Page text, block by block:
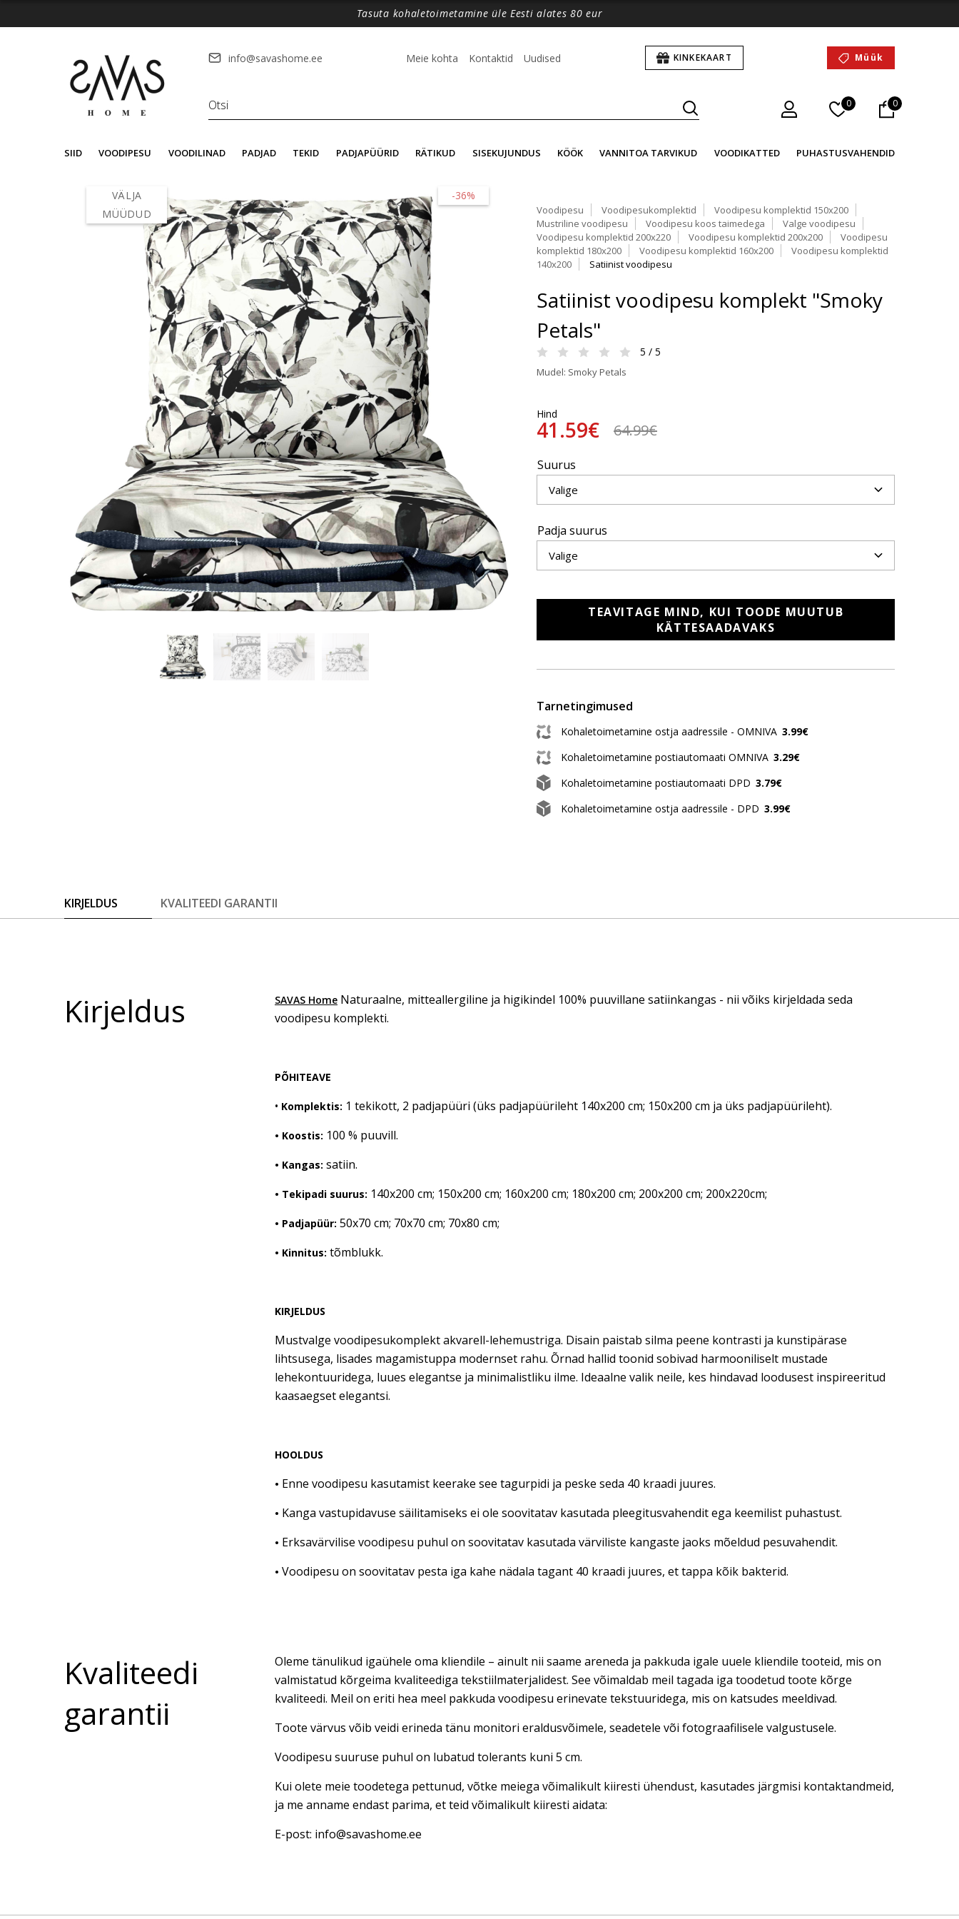
Tasuta kohaletoimetamine üle Eesti alates 80 eur
info@savashome.ee Meie kohta Kontaktid Uudised KINKEKAART Müük
0 0
SIID VOODIPESU VOODILINAD PADJAD TEKID PADJAPÜÜRID RÄTIKUD SISEKUJUNDUS KÖÖK VANNITOA TARVIKUD VOODIKATTED PUHASTUSVAHENDID
-36%
VÄLJA
MÜÜDUD
Voodipesu Voodipesukomplektid
Voodipesu komplektid 150x200
Mustriline voodipesu
Voodipesu koos taimedega
Valge voodipesu
Voodipesu komplektid 200x220
Voodipesu komplektid 200x200
Voodipesu
komplektid 180x200
Voodipesu komplektid 160x200
Voodipesu komplektid
140x200
Satiinist voodipesu
Satiinist voodipesu komplekt "Smoky
Petals"
5 / 5
Mudel: Smoky Petals
Hind
41.59€ 64.99€
Suurus
Padja suurus
TEAVITAGE MIND, KUI TOODE MUUTUB
KÄTTESAADAVAKS
Tarnetingimused
Kohaletoimetamine ostja aadressile - OMNIVA 3.99€
Kohaletoimetamine postiautomaati OMNIVA 3.29€
Kohaletoimetamine postiautomaati DPD 3.79€
Kohaletoimetamine ostja aadressile - DPD 3.99€
KIRJELDUS KVALITEEDI GARANTII
Kirjeldus SAVAS Home Naturaalne, mitteallergiline ja higikindel 100% puuvillane satiinkangas - nii võiks kirjeldada seda
voodipesu komplekti.
PÕHITEAVE
• Komplektis: 1 tekikott, 2 padjapüüri (üks padjapüürileht 140x200 cm; 150x200 cm ja üks padjapüürileht).
• Koostis: 100 % puuvill.
• Kangas: satiin.
• Tekipadi suurus: 140x200 cm; 150x200 cm; 160x200 cm; 180x200 cm; 200x200 cm; 200x220cm;
• Padjapüür: 50x70 cm; 70x70 cm; 70x80 cm;
• Kinnitus: tõmblukk.
KIRJELDUS
Mustvalge voodipesukomplekt akvarell-lehemustriga. Disain paistab silma peene kontrasti ja kunstipärase
lihtsusega, lisades magamistuppa modernset rahu. Õrnad hallid toonid sobivad harmooniliselt mustade
lehekontuuridega, luues elegantse ja minimalistliku ilme. Ideaalne valik neile, kes hindavad loodusest inspireeritud
kaasaegset elegantsi.
HOOLDUS
• Enne voodipesu kasutamist keerake see tagurpidi ja peske seda 40 kraadi juures.
• Kanga vastupidavuse säilitamiseks ei ole soovitatav kasutada pleegitusvahendit ega keemilist puhastust.
• Erksavärvilise voodipesu puhul on soovitatav kasutada värviliste kangaste jaoks mõeldud pesuvahendit.
• Voodipesu on soovitatav pesta iga kahe nädala tagant 40 kraadi juures, et tappa kõik bakterid.
Kvaliteedi
garantii
Oleme tänulikud igaühele oma kliendile – ainult nii saame areneda ja pakkuda igale uuele kliendile tooteid, mis on
valmistatud kõrgeima kvaliteediga tekstiilmaterjalidest. See võimaldab meil tagada iga toodetud toote kõrge
kvaliteedi. Meil on eriti hea meel pakkuda voodipesu erinevate tekstuuridega, mis on katsudes meeldivad.
Toote värvus võib veidi erineda tänu monitori eraldusvõimele, seadetele või fotograafilisele valgustusele.
Voodipesu suuruse puhul on lubatud tolerants kuni 5 cm.
Kui olete meie toodetega pettunud, võtke meiega võimalikult kiiresti ühendust, kasutades järgmisi kontaktandmeid,
ja me anname endast parima, et teid võimalikult kiiresti aidata:
E-post: info@savashome.ee